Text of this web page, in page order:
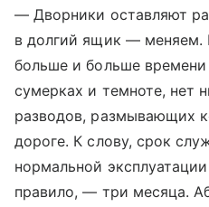
— Дворники оставляют
в долгий ящик — меняем.
больше и больше времени
сумерках и темноте, нет
разводов, размывающих
дороге. К слову, срок
нормальной
правило, — три месяца.